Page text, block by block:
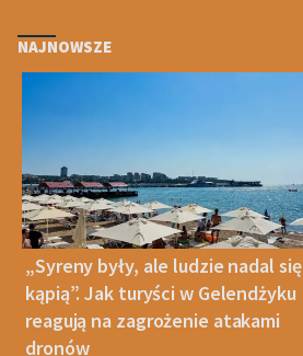
NAJNOWSZE
„Syreny były, ale ludzie nadal się
kąpią”. Jak turyści w Gelendżyku
reagują na zagrożenie atakami
dronów